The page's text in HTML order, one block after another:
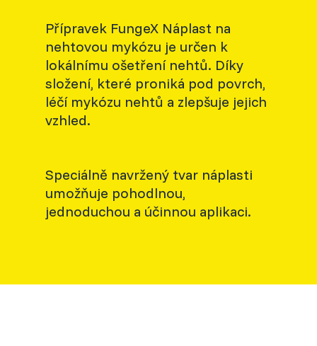
Přípravek FungeX Náplast na
nehtovou mykózu je určen k
lokálnímu ošetření nehtů. Díky
složení, které proniká pod povrch,
léčí mykózu nehtů a zlepšuje jejich
vzhled.
Speciálně navržený tvar náplasti
umožňuje pohodlnou,
jednoduchou a účinnou aplikaci.